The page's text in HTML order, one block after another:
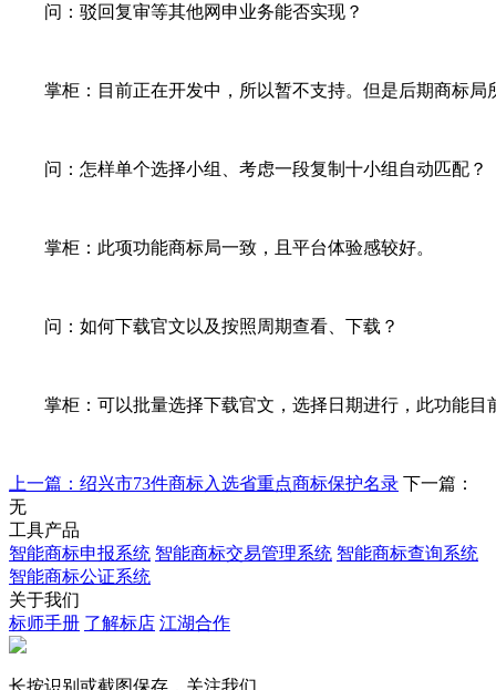
问：驳回复审等其他网申业务能否实现？
掌柜：目前正在开发中，所以暂不支持。但是后期商标局
问：怎样单个选择小组、考虑一段复制十小组自动匹配？
掌柜：此项功能商标局一致，且平台体验感较好。
问：如何下载官文以及按照周期查看、下载？
掌柜：可以批量选择下载官文，选择日期进行，此功能目
上一篇：绍兴市73件商标入选省重点商标保护名录 下一篇：
无
工具产品
智能商标申报系统 智能商标交易管理系统 智能商标查询系统
智能商标公证系统
关于我们
标师手册 了解标店 江湖合作
长按识别或截图保存，关注我们